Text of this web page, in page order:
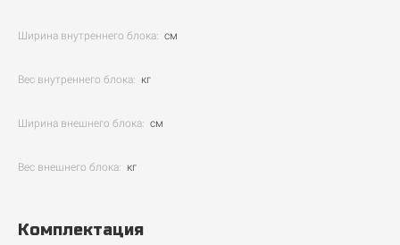
Ширина внутреннего блока: см
Вес внутреннего блока: кг
Ширина внешнего блока: см
Вес внешнего блока: кг
Комплектация